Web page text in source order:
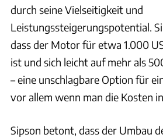
durch seine Vielseitigkeit und
Leistungssteigerungspotential.
dass der Motor für etwa 1.000
ist und sich leicht auf mehr als
– eine unschlagbare Option für
vor allem wenn man die Kosten
Sipson betont, dass der Umbau